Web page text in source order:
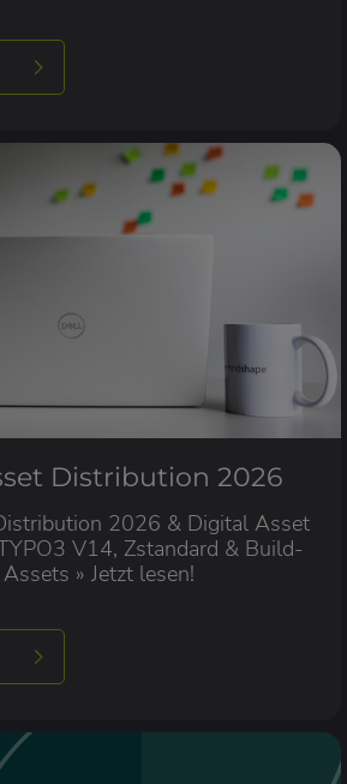
Distribution 2026
2026 & Digital Asset
V14, Zstandard & Build-
» Jetzt lesen!